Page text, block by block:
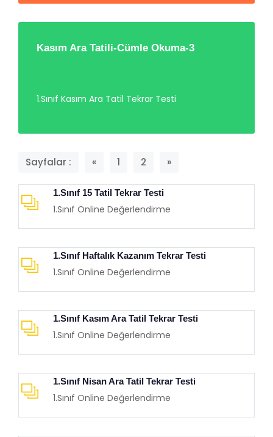
Kasım Ara Tatili-Cümle Okuma-3
1.Sınıf Kasım Ara Tatil Tekrar Testi
Sayfalar : « 1 2 »
1.Sınıf 15 Tatil Tekrar Testi
1.Sınıf Online Değerlendirme
1.Sınıf Haftalık Kazanım Tekrar Testi
1.Sınıf Online Değerlendirme
1.Sınıf Kasım Ara Tatil Tekrar Testi
1.Sınıf Online Değerlendirme
1.Sınıf Nisan Ara Tatil Tekrar Testi
1.Sınıf Online Değerlendirme